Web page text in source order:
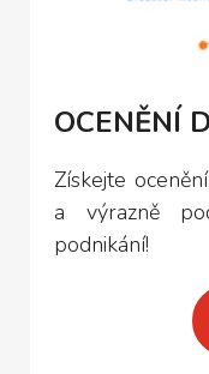
OCENĚNÍ
Získejte
a výrazně
podnikání!